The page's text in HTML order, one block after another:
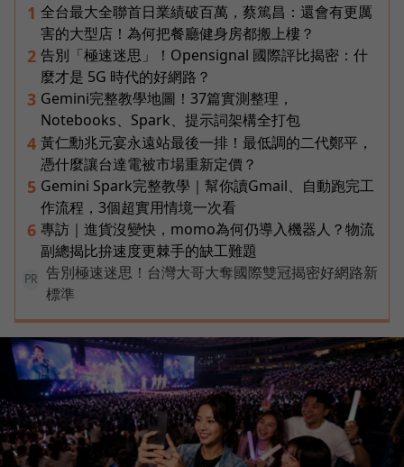
1 全台最大全聯首日業績破百萬，蔡篤昌：還會有更厲
害的大型店！為何把餐廳健身房都搬上樓？
2 告別「極速迷思」！Opensignal 國際評比揭密：什
麼才是 5G 時代的好網路？
3 Gemini完整教學地圖！37篇實測整理，
Notebooks、Spark、提示詞架構全打包
4 黃仁勳兆元宴永遠站最後一排！最低調的二代鄭平，
憑什麼讓台達電被市場重新定價？
5 Gemini Spark完整教學｜幫你讀Gmail、自動跑完工
作流程，3個超實用情境一次看
6 專訪｜進貨沒變快，momo為何仍導入機器人？物流
副總揭比拚速度更棘手的缺工難題
PR
告別極速迷思！台灣大哥大奪國際雙冠揭密好網路新
標準